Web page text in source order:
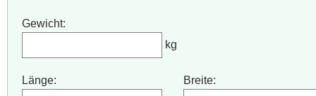
Gewicht:
kg
Länge: Breite: